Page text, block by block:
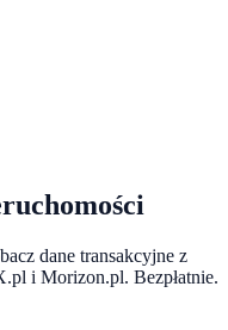
dane transakcyjne z
i Morizon.pl. Bezpłatnie.